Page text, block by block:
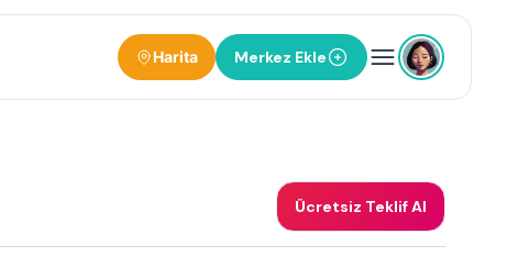
Harita Merkez Ekle
Ücretsiz Teklif Al